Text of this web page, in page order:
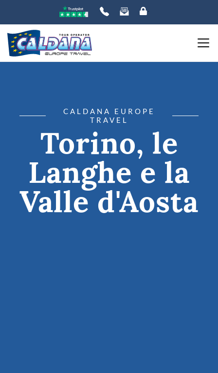
CALDANA EUROPE
TRAVEL
Torino, le
Langhe e la
Valle d'Aosta